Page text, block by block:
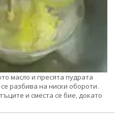
масло и пресята пудрата
разбива на ниски обороти.
и сместа се бие, докато